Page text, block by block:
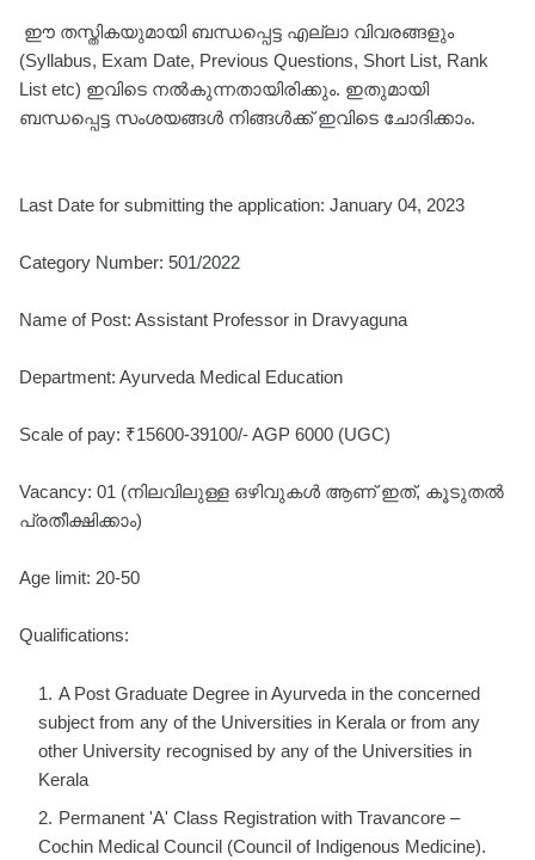
ഈ തസ്തികയുമായി ബന്ധപ്പെട്ട എല്ലാ വിവരങ്ങളും
(Syllabus, Exam Date, Previous Questions, Short List, Rank
List etc) ഇവിടെ നൽകുന്നതായിരിക്കും. ഇതുമായി
ബന്ധപ്പെട്ട സംശയങ്ങൾ നിങ്ങൾക്ക് ഇവിടെ ചോദിക്കാം.
Last Date for submitting the application: January 04, 2023
Category Number: 501/2022
Name of Post: Assistant Professor in Dravyaguna
Department: Ayurveda Medical Education
Scale of pay: ₹15600-39100/- AGP 6000 (UGC)
Vacancy: 01 (നിലവിലുള്ള ഒഴിവുകൾ ആണ് ഇത്, കൂടുതൽ
പ്രതീക്ഷിക്കാം)
Age limit: 20-50
Qualifications:
A Post Graduate Degree in Ayurveda in the concerned
subject from any of the Universities in Kerala or from any
other University recognised by any of the Universities in
Kerala
Permanent 'A' Class Registration with Travancore –
Cochin Medical Council (Council of Indigenous Medicine).